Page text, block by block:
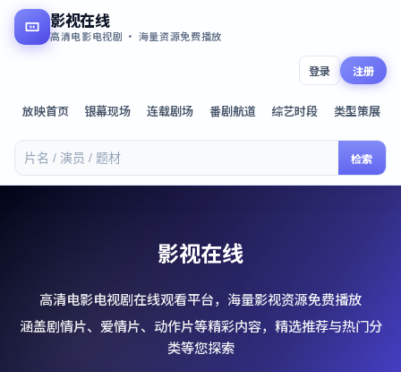
影视在线
高清电影电视剧 · 海量资源免费播放
放映首页 银幕现场 连载剧场 番剧航道 综艺时段 类型策展
检索
登录 注册
影视在线
高清电影电视剧在线观看平台，海量影视资源免费播放
涵盖剧情片、爱情片、动作片等精彩内容，精选推荐与热门分
类等您探索